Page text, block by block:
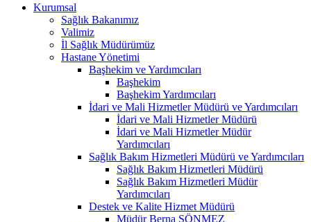
Kurumsal
Sağlık Bakanımız
Valimiz
İl Sağlık Müdürümüz
Hastane Yönetimi
Başhekim ve Yardımcıları
Başhekim
Başhekim Yardımcıları
İdari ve Mali Hizmetler Müdürü ve Yardımcıları
İdari ve Mali Hizmetler Müdürü
İdari ve Mali Hizmetler Müdür
Yardımcıları
Sağlık Bakım Hizmetleri Müdürü ve Yardımcıları
Sağlık Bakım Hizmetleri Müdürü
Sağlık Bakım Hizmetleri Müdür
Yardımcıları
Destek ve Kalite Hizmet Müdürü
Müdür Berna SÖNMEZ